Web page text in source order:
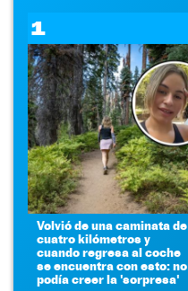
1
Volvió de una caminata de
cuatro kilómetros y
cuando regresa al coche
se encuentra con esto: no
podía creer la 'sorpresa'